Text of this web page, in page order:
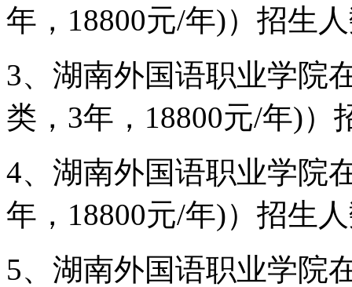
年，18800元/年)）招生
3、湖南外国语职业学院
类，3年，18800元/年)）
4、湖南外国语职业学院
年，18800元/年)）招生
5、湖南外国语职业学院